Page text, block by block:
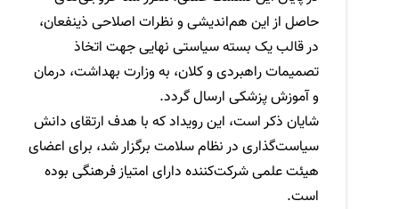
حاصل از این هم‌اندیشی و نظرات اصلاحی ذینفعان،
در قالب یک بسته سیاستی نهایی جهت اتخاذ
تصمیمات راهبردی و کلان، به وزارت بهداشت، درمان
و آموزش پزشکی ارسال گردد.
شایان ذکر است، این رویداد که با هدف ارتقای دانش
سیاست‌گذاری در نظام سلامت برگزار شد، برای اعضای
هیئت علمی شرکت‌کننده دارای امتیاز فرهنگی بوده
است.